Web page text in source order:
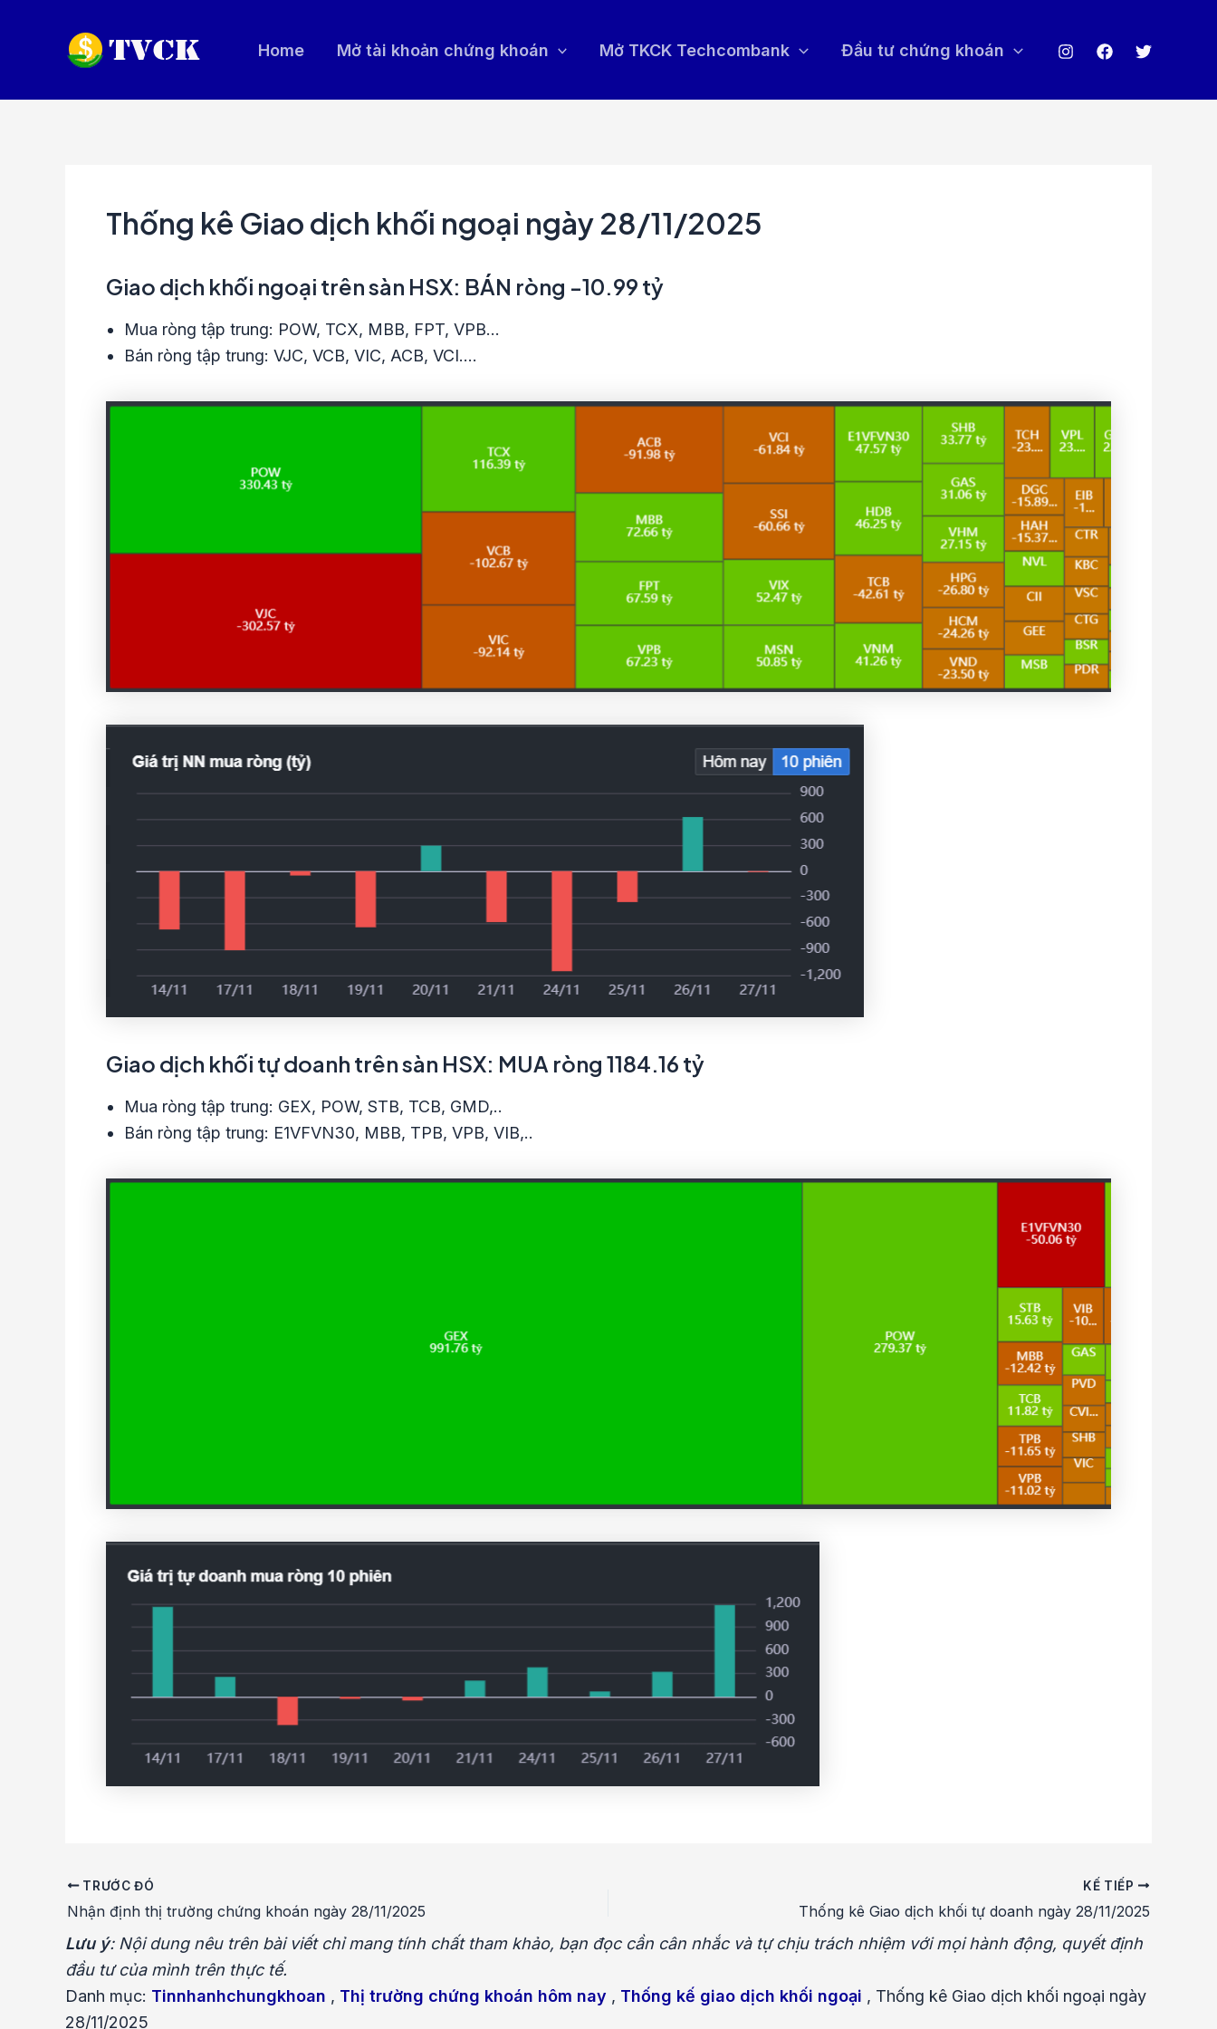
Home Mở tài khoản chứng khoán Mở TKCK Techcombank Đầu tư chứng khoán
Thống kê Giao dịch khối ngoại ngày 28/11/2025
Giao dịch khối ngoại trên sàn HSX: BÁN ròng -10.99 tỷ
Mua ròng tập trung: POW, TCX, MBB, FPT, VPB…
Bán ròng tập trung: VJC, VCB, VIC, ACB, VCI….
Giao dịch khối tự doanh trên sàn HSX: MUA ròng 1184.16 tỷ
Mua ròng tập trung: GEX, POW, STB, TCB, GMD,..
Bán ròng tập trung: E1VFVN30, MBB, TPB, VPB, VIB,..
Điều
hướng
bài
viết
TRƯỚC ĐÓ
Nhận định thị trường chứng khoán ngày 28/11/2025
KẾ TIẾP
Thống kê Giao dịch khối tự doanh ngày 28/11/2025
Lưu ý: Nội dung nêu trên bài viết chỉ mang tính chất tham khảo, bạn đọc cần cân nhắc và tự chịu trách nhiệm với mọi hành động, quyết định
đầu tư của mình trên thực tế.
Danh mục: Tinnhanhchungkhoan , Thị trường chứng khoán hôm nay , Thống kế giao dịch khối ngoại , Thống kê Giao dịch khối ngoại ngày
28/11/2025